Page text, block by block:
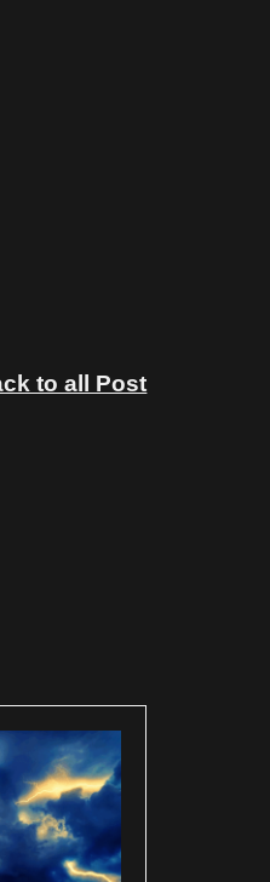
to all Post